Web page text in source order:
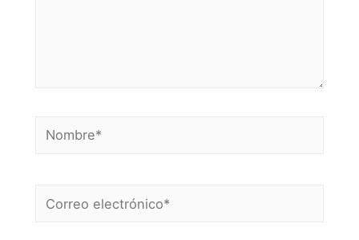
Nombre*
Correo